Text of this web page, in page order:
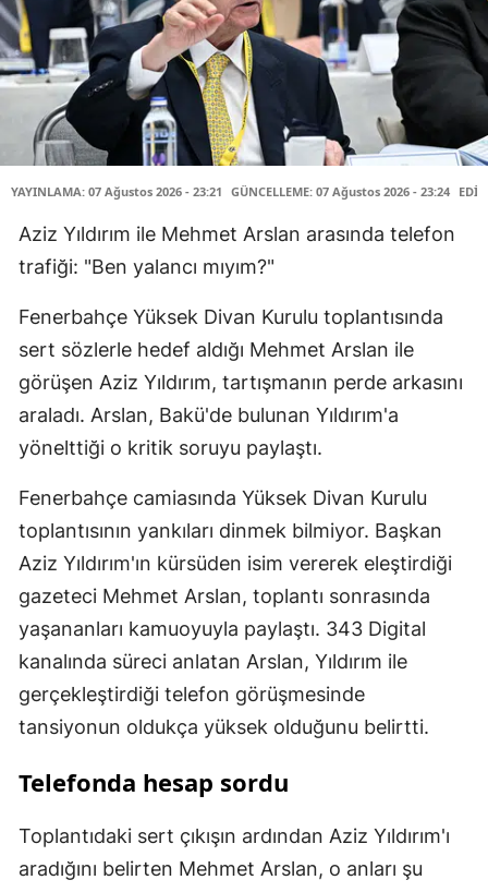
YAYINLAMA: 07 Ağustos 2026 - 23:21 GÜNCELLEME: 07 Ağustos 2026 - 23:24
Aziz Yıldırım ile Mehmet Arslan arasında telefon
trafiği: "Ben yalancı mıyım?"
Fenerbahçe Yüksek Divan Kurulu toplantısında
sert sözlerle hedef aldığı Mehmet Arslan ile
görüşen Aziz Yıldırım, tartışmanın perde arkasını
araladı. Arslan, Bakü'de bulunan Yıldırım'a
yönelttiği o kritik soruyu paylaştı.
Fenerbahçe camiasında Yüksek Divan Kurulu
toplantısının yankıları dinmek bilmiyor. Başkan
Aziz Yıldırım'ın kürsüden isim vererek eleştirdiği
gazeteci Mehmet Arslan, toplantı sonrasında
yaşananları kamuoyuyla paylaştı. 343 Digital
kanalında süreci anlatan Arslan, Yıldırım ile
gerçekleştirdiği telefon görüşmesinde
tansiyonun oldukça yüksek olduğunu belirtti.
Telefonda hesap sordu
Toplantıdaki sert çıkışın ardından Aziz Yıldırım'ı
aradığını belirten Mehmet Arslan, o anları şu